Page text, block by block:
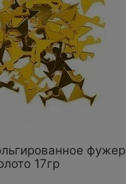
фужер
17гр